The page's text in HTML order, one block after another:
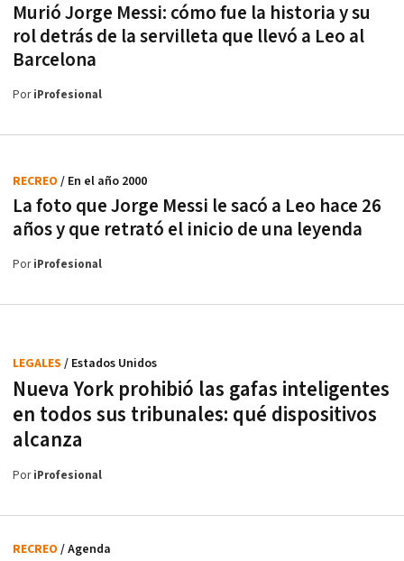
Murió Jorge Messi: cómo fue la historia y su
rol detrás de la servilleta que llevó a Leo al
Barcelona
PoriProfesional
La foto que Jorge Messi le sacó a Leo hace 26
años y que retrató el inicio de una leyenda
RECREO / En el año 2000
PoriProfesional
Nueva York prohibió las gafas inteligentes
en todos sus tribunales: qué dispositivos
alcanza
LEGALES / Estados Unidos
PoriProfesional
RECREO / Agenda